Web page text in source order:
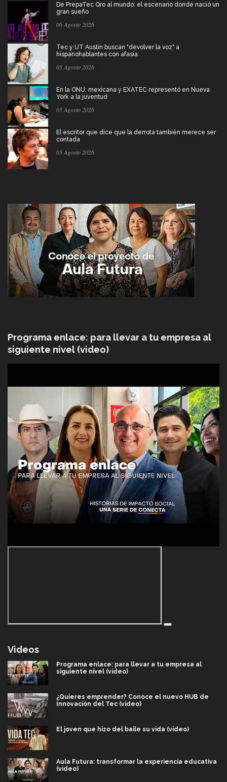
De PrepaTec Qro al mundo: el escenario donde nació un
gran sueño
06 Agosto 2026
Tec y UT Austin buscan "devolver la voz" a
hispanohablantes con afasia
05 Agosto 2026
En la ONU: mexicana y EXATEC representó en Nueva
York a la juventud
05 Agosto 2026
El escritor que dice que la derrota también merece ser
contada
05 Agosto 2026
Programa enlace: para llevar a tu empresa al
siguiente nivel (video)
Videos
Programa enlace: para llevar a tu empresa al
siguiente nivel (video)
¿Quieres emprender? Conoce el nuevo HUB de
Innovación del Tec (video)
El joven que hizo del baile su vida (video)
Aula Futura: transformar la experiencia educativa
(video)